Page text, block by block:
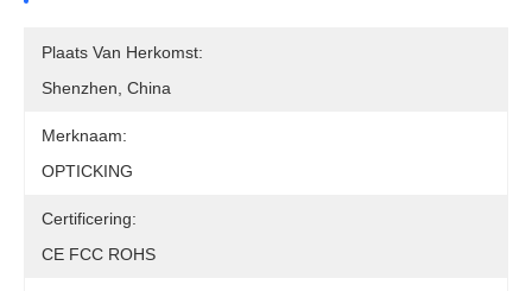
Plaats Van Herkomst:
Shenzhen, China
Merknaam:
OPTICKING
Certificering:
CE FCC ROHS